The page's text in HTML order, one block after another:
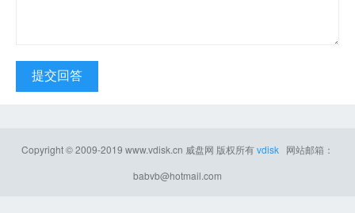
提交回答
Copyright © 2009-2019 www.vdisk.cn 威盘网 版权所有vdisk 网站邮箱：
babvb@hotmail.com